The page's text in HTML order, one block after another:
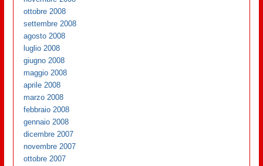
ottobre 2008
settembre 2008
agosto 2008
luglio 2008
giugno 2008
maggio 2008
aprile 2008
marzo 2008
febbraio 2008
gennaio 2008
dicembre 2007
novembre 2007
ottobre 2007